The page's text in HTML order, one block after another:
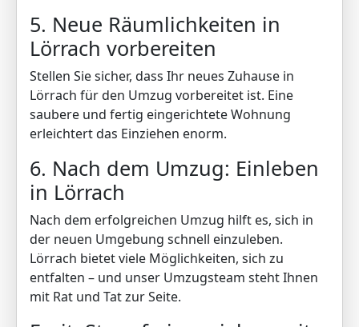
5. Neue Räumlichkeiten in
Lörrach vorbereiten
Stellen Sie sicher, dass Ihr neues Zuhause in
Lörrach für den Umzug vorbereitet ist. Eine
saubere und fertig eingerichtete Wohnung
erleichtert das Einziehen enorm.
6. Nach dem Umzug: Einleben
in Lörrach
Nach dem erfolgreichen Umzug hilft es, sich in
der neuen Umgebung schnell einzuleben.
Lörrach bietet viele Möglichkeiten, sich zu
entfalten – und unser Umzugsteam steht Ihnen
mit Rat und Tat zur Seite.